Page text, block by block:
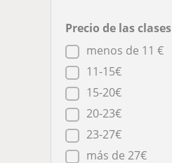
Precio de las clases
menos de 11 €
11-15€
15-20€
20-23€
23-27€
más de 27€